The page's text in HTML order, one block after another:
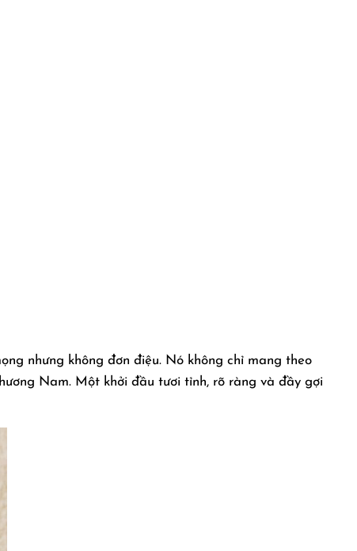
nhưng không đơn điệu. Nó không chỉ mang theo
Nam. Một khởi đầu tươi tỉnh, rõ ràng và đầy gợi